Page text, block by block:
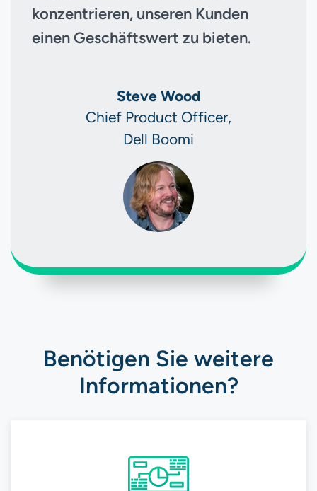
konzentrieren, unseren Kunden
einen Geschäftswert zu bieten.
Steve Wood
Chief Product Officer,
Dell Boomi
Benötigen Sie weitere
Informationen?